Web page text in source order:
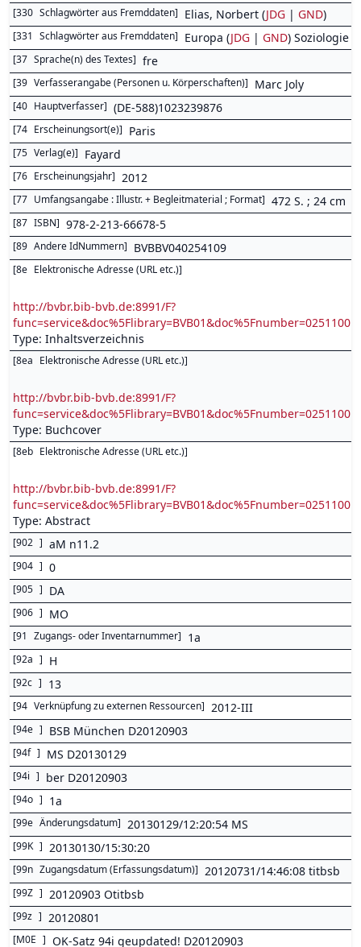
[330 Schlagwörter aus Fremddaten] Elias, Norbert (JDG | GND)
[331 Schlagwörter aus Fremddaten] Europa (JDG | GND) Soziologie (
[37 Sprache(n) des Textes] fre
[39 Verfasserangabe (Personen u. Körperschaften)] Marc Joly
[40 Hauptverfasser] (DE-588)1023239876
[74 Erscheinungsort(e)] Paris
[75 Verlag(e)] Fayard
[76 Erscheinungsjahr] 2012
[77 Umfangsangabe : Illustr. + Begleitmaterial ; Format] 472 S. ; 24 cm
[87 ISBN] 978-2-213-66678-5
[89 Andere IdNummern] BVBBV040254109
[8e Elektronische Adresse (URL etc.)]
http://bvbr.bib-bvb.de:8991/F?
Type: Inhaltsverzeichnis
[8ea Elektronische Adresse (URL etc.)]
http://bvbr.bib-bvb.de:8991/F?
Type: Buchcover
[8eb Elektronische Adresse (URL etc.)]
http://bvbr.bib-bvb.de:8991/F?
Type: Abstract
[902 ] aM n11.2
[904 ] 0
[905 ] DA
[906 ] MO
[91 Zugangs- oder Inventarnummer] 1a
[92a ] H
[92c ] 13
[94 Verknüpfung zu externen Ressourcen] 2012-III
[94e ] BSB München D20120903
[94f ] MS D20130129
[94i ] ber D20120903
[94o ] 1a
[99e Änderungsdatum] 20130129/12:20:54 MS
[99K ] 20130130/15:30:20
[99n Zugangsdatum (Erfassungsdatum)] 20120731/14:46:08 titbsb
[99Z ] 20120903 Otitbsb
[99z ] 20120801
[M0E ] OK-Satz 94i geupdated! D20120903